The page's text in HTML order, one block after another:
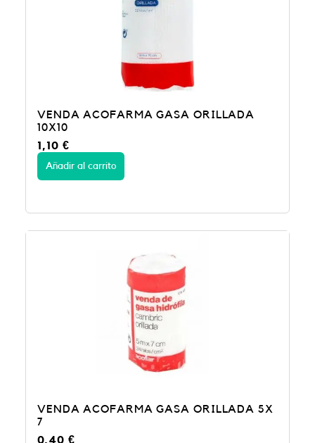
VENDA ACOFARMA GASA ORILLADA
10X10
1,10 €
Añadir al carrito
VENDA ACOFARMA GASA ORILLADA 5X
7
0,40 €